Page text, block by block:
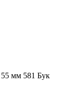
мм 581 Бук